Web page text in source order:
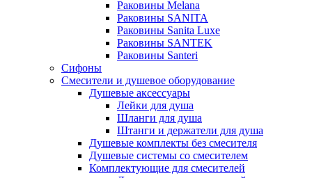
Раковины Melana
Раковины SANITA
Раковины Sanita Luxe
Раковины SANTEK
Раковины Santeri
Сифоны
Смесители и душевое оборудование
Душевые аксессуары
Лейки для душа
Шланги для душа
Штанги и держатели для душа
Душевые комплекты без смесителя
Душевые системы со смесителем
Комплектующие для смесителей